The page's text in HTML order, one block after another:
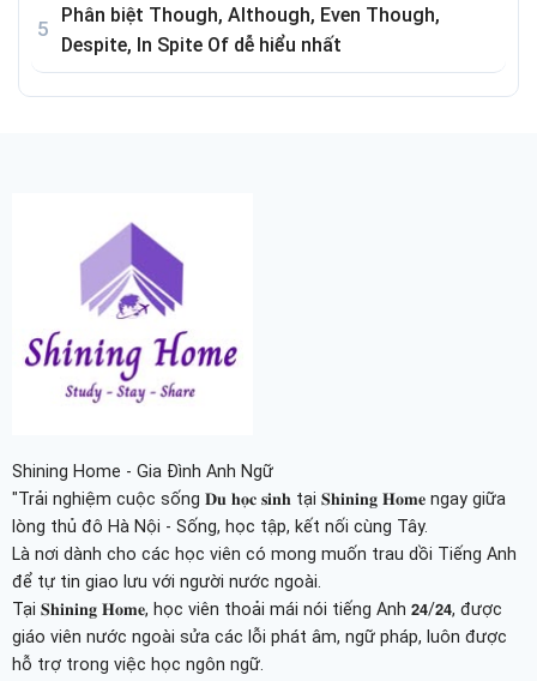
Phân biệt Though, Although, Even Though,
Despite, In Spite Of dễ hiểu nhất
Shining Home - Gia Đình Anh Ngữ
"Trải nghiệm cuộc sống 𝐃𝐮 𝐡𝐨̣𝐜 𝐬𝐢𝐧𝐡 tại 𝐒𝐡𝐢𝐧𝐢𝐧𝐠 𝐇𝐨𝐦𝐞 ngay giữa
lòng thủ đô Hà Nội - Sống, học tập, kết nối cùng Tây.
Là nơi dành cho các học viên có mong muốn trau dồi Tiếng Anh
để tự tin giao lưu với người nước ngoài.
Tại 𝐒𝐡𝐢𝐧𝐢𝐧𝐠 𝐇𝐨𝐦𝐞, học viên thoải mái nói tiếng Anh 𝟮𝟰/𝟮𝟰, được
giáo viên nước ngoài sửa các lỗi phát âm, ngữ pháp, luôn được
hỗ trợ trong việc học ngôn ngữ.